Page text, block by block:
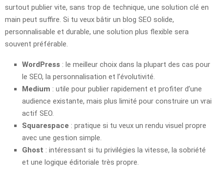
surtout publier vite, sans trop de technique, une solution clé en
main peut suffire. Si tu veux bâtir un blog SEO solide,
personnalisable et durable, une solution plus flexible sera
souvent préférable.
WordPress : le meilleur choix dans la plupart des cas pour
le SEO, la personnalisation et l’évolutivité.
Medium : utile pour publier rapidement et profiter d’une
audience existante, mais plus limité pour construire un vrai
actif SEO.
Squarespace : pratique si tu veux un rendu visuel propre
avec une gestion simple.
Ghost : intéressant si tu privilégies la vitesse, la sobriété
et une logique éditoriale très propre.